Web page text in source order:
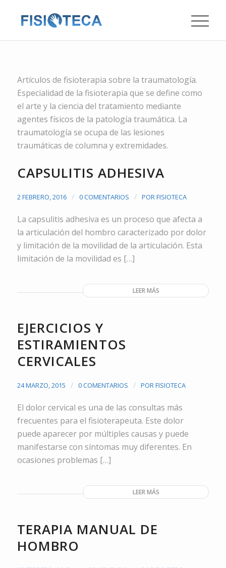
Artículos de fisioterapia sobre la traumatología.
Especialidad de la fisioterapia que se define como
el arte y la ciencia del tratamiento mediante
agentes físicos de la patología traumática. La
traumatología se ocupa de las lesiones
traumáticas de columna y extremidades.
CAPSULITIS ADHESIVA
2 FEBRERO, 2016 / 0 COMENTARIOS / POR FISIOTECA
La capsulitis adhesiva es un proceso que afecta a
la articulación del hombro caracterizado por dolor
y limitación de la movilidad de la articulación. Esta
limitación de la movilidad es […]
LEER MÁS
EJERCICIOS Y
ESTIRAMIENTOS
CERVICALES
24 MARZO, 2015 / 0 COMENTARIOS / POR FISIOTECA
El dolor cervical es una de las consultas más
frecuentes para el fisioterapeuta. Este dolor
puede aparecer por múltiples causas y puede
manifestarse con síntomas muy diferentes. En
ocasiones problemas […]
LEER MÁS
TERAPIA MANUAL DE
HOMBRO